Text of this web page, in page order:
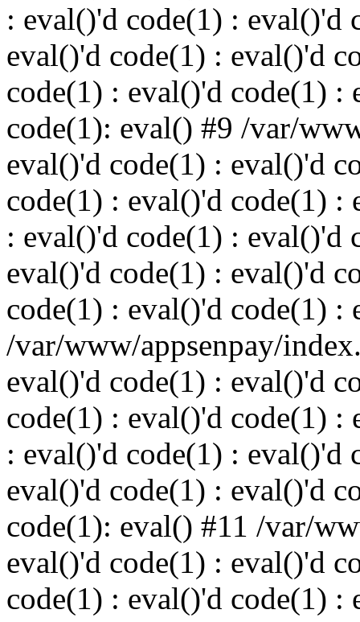
: eval()'d code(1) : eval()'d
eval()'d code(1) : eval()'d
code(1) : eval()'d code(1) :
code(1): eval() #9 /var/
eval()'d code(1) : eval()'d
code(1) : eval()'d code(1) :
: eval()'d code(1) : eval()'d
eval()'d code(1) : eval()'d
code(1) : eval()'d code(1) :
/var/www/appsenpay/
eval()'d code(1) : eval()'d
code(1) : eval()'d code(1) :
: eval()'d code(1) : eval()'d
eval()'d code(1) : eval()'d
code(1): eval() #11 /var/
eval()'d code(1) : eval()'d
code(1) : eval()'d code(1) :